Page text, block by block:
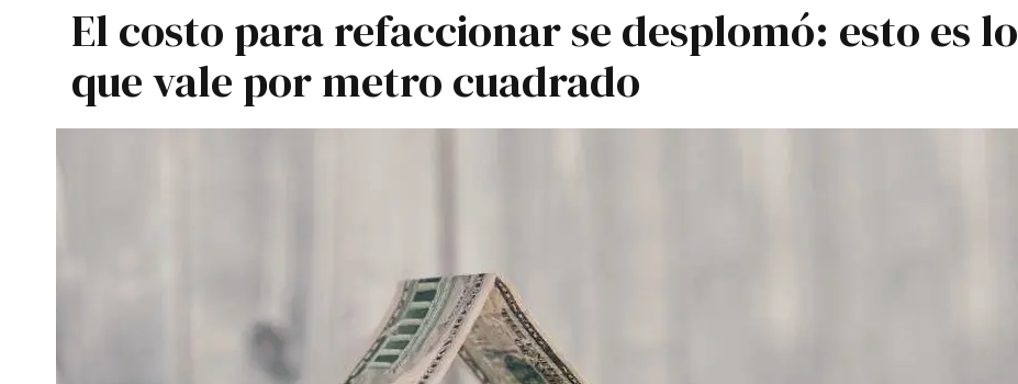
El costo para refaccionar se desplomó: esto es lo
que vale por metro cuadrado